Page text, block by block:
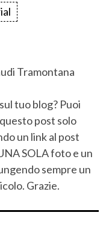
Tramontana
tuo blog? Puoi
post solo
un link al post
SOLA foto e un
sempre un
Grazie.